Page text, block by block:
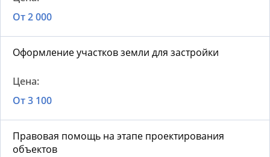
От 2 000
Оформление участков земли для застройки
От 3 100
Правовая помощь на этапе проектирования
объектов